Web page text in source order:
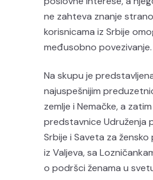
ne zahteva znanje
korisnicama iz Srbije
međusobno povezivanje.
Na skupu je
najuspešnijim
zemlje i Nemačke, a
predstavnice Udruženja
Srbije i Saveta za
iz Valjeva, sa
o podršci ženama u